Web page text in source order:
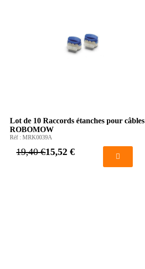
Lot de 10 Raccords étanches pour câbles
ROBOMOW
Réf : MRK0039A
19,40 €15,52 €